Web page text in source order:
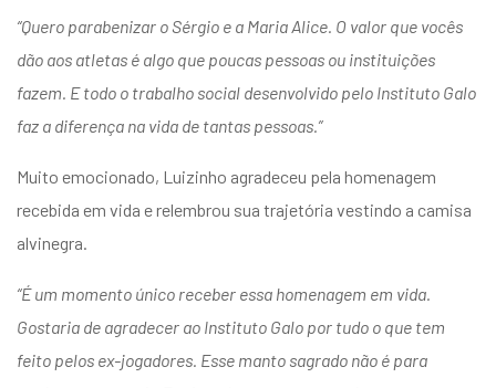
“Quero parabenizar o Sérgio e a Maria Alice. O valor que vocês
dão aos atletas é algo que poucas pessoas ou instituições
fazem. E todo o trabalho social desenvolvido pelo Instituto Galo
faz a diferença na vida de tantas pessoas.”
Muito emocionado, Luizinho agradeceu pela homenagem
recebida em vida e relembrou sua trajetória vestindo a camisa
alvinegra.
“É um momento único receber essa homenagem em vida.
Gostaria de agradecer ao Instituto Galo por tudo o que tem
feito pelos ex-jogadores. Esse manto sagrado não é para